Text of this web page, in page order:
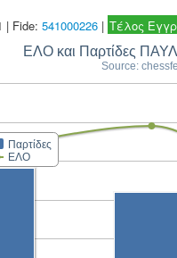
| Fide: 541000226 | Τέλος
ΕΛΟ και Παρτίδες
Source:
Παρτίδες
ΕΛΟ